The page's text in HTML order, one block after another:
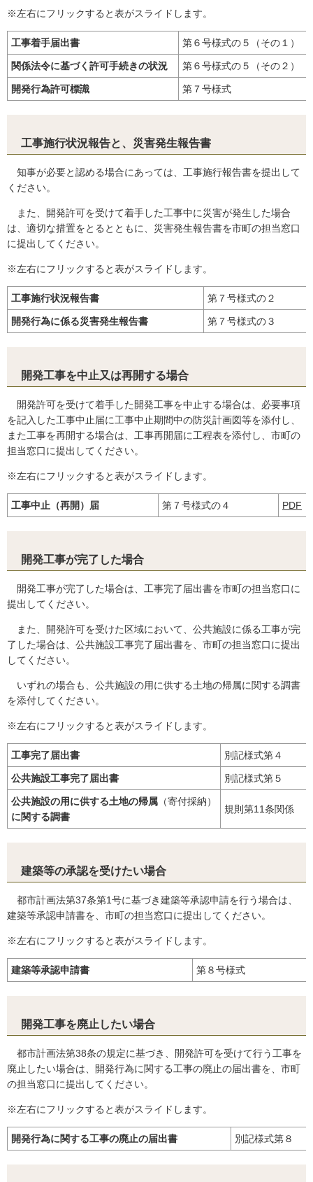
※左右にフリックすると表がスライドします。
工事着手届出書 第６号様式の５（その１）
関係法令に基づく許可手続きの状況 第６号様式の５（その２）
開発行為許可標識 第７号様式
工事施行状況報告と、災害発生報告書
知事が必要と認める場合にあっては、工事施行報告書を提出して
ください。
また、開発許可を受けて着手した工事中に災害が発生した場合
は、適切な措置をとるとともに、災害発生報告書を市町の担当窓口
に提出してください。
※左右にフリックすると表がスライドします。
工事施行状況報告書 第７号様式の２
開発行為に係る災害発生報告書 第７号様式の３
開発工事を中止又は再開する場合
開発許可を受けて着手した開発工事を中止する場合は、必要事項
を記入した工事中止届に工事中止期間中の防災計画図等を添付し、
また工事を再開する場合は、工事再開届に工程表を添付し、市町の
担当窓口に提出してください。
※左右にフリックすると表がスライドします。
工事中止（再開）届 第７号様式の４ PDF
開発工事が完了した場合
開発工事が完了した場合は、工事完了届出書を市町の担当窓口に
提出してください。
また、開発許可を受けた区域において、公共施設に係る工事が完
了した場合は、公共施設工事完了届出書を、市町の担当窓口に提出
してください。
いずれの場合も、公共施設の用に供する土地の帰属に関する調書
を添付してください。
※左右にフリックすると表がスライドします。
工事完了届出書 別記様式第４
公共施設工事完了届出書 別記様式第５
公共施設の用に供する土地の帰属 （寄付採納）
に関する調書
規則第11条関係
建築等の承認を受けたい場合
都市計画法第37条第1号に基づき建築等承認申請を行う場合は、
建築等承認申請書を、市町の担当窓口に提出してください。
※左右にフリックすると表がスライドします。
建築等承認申請書 第８号様式
開発工事を廃止したい場合
都市計画法第38条の規定に基づき、開発許可を受けて行う工事を
廃止したい場合は、開発行為に関する工事の廃止の届出書を、市町
の担当窓口に提出してください。
※左右にフリックすると表がスライドします。
開発行為に関する工事の廃止の届出書 別記様式第８